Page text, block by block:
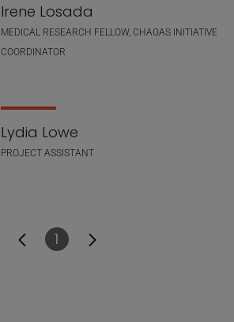
Irene Losada
MEDICAL RESEARCH FELLOW, CHAGAS INITIATIVE
COORDINATOR
Lydia Lowe
PROJECT ASSISTANT
Página
1